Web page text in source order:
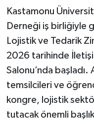
Kastamonu
Derneği iş birliğiyle
Lojistik ve Tedarik
2026 tarihinde
Salonu’nda
temsilcileri ve
kongre, lojistik
tutacak önemli
Şenpazar
Seydiler
Taşköprü
Tosya Haberleri